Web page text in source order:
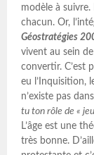
modèle à
chacun. Or,
Géostratégies
vivent au sein
convertir. C’est
eu l’Inquisition,
n’existe pas
tu ton rôle de «
L’âge est une
très bonne.